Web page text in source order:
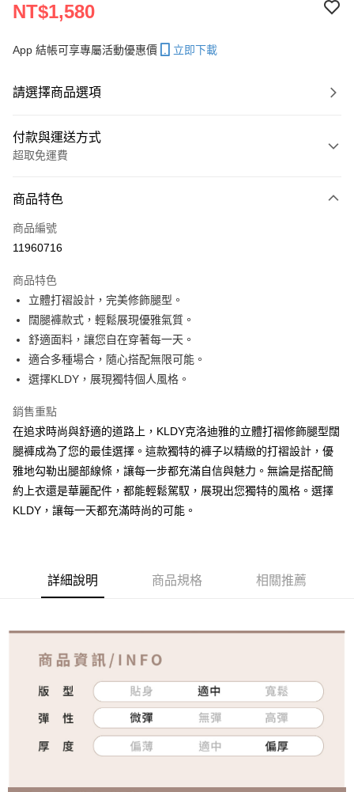
NT$1,580
App 結帳可享專屬活動優惠價 立即下載
請選擇商品選項
付款與運送方式
超取免運費
信用卡一次付款
超商取貨付款
運送方式
全家取貨付款
免運費
付款後全家取貨
免運費
7-11取貨付款
免運費
付款後7-11取貨
免運費
商品特色
商品編號
11960716
商品特色
立體打褶設計，完美修飾腿型。
闊腿褲款式，輕鬆展現優雅氣質。
舒適面料，讓您自在穿著每一天。
適合多種場合，隨心搭配無限可能。
選擇KLDY，展現獨特個人風格。
銷售重點
在追求時尚與舒適的道路上，KLDY克洛迪雅的立體打褶修飾腿型闊
腿褲成為了您的最佳選擇。這款獨特的褲子以精緻的打褶設計，優
雅地勾勒出腿部線條，讓每一步都充滿自信與魅力。無論是搭配簡
約上衣還是華麗配件，都能輕鬆駕馭，展現出您獨特的風格。選擇
KLDY，讓每一天都充滿時尚的可能。
詳細說明 商品規格 相關推薦